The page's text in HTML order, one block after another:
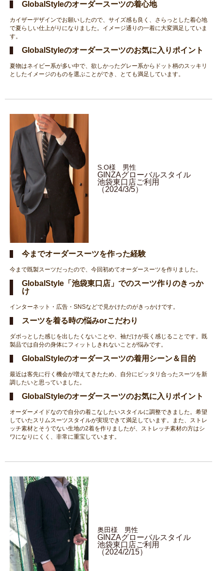
GlobalStyleのオーダースーツの着心地
カイザーデザインでお願いしたので、サイズ感も良く、さらっとした着心地
で夏らしい仕上がりになりました。イメージ通りの一着に大変満足していま
す。
GlobalStyleのオーダースーツのお気に入りポイント
夏物はネイビー系が多い中で、欲しかったグレー系からドット柄のスッキリ
としたイメージのものを選ぶことができ、とても満足しています。
S.O様 男性
GINZAグローバルスタイル
池袋東口店ご利用
（2024/3/5）
今までオーダースーツを作った経験
今まで既製スーツだったので、今回初めてオーダースーツを作りました。
GlobalStyle「池袋東口店」でのスーツ作りのきっか
け
インターネット・広告・SNSなどで見かけたのがきっかけです。
スーツを着る時の悩みorこだわり
ダボっとした感じを出したくないことや、袖だけが長く感じることです。既
製品では自分の身体にフィットしきれないことが悩みです。
GlobalStyleのオーダースーツの着用シーン＆目的
最近は客先に行く機会が増えてきたため、自分にピッタリ合ったスーツを新
調したいと思っていました。
GlobalStyleのオーダースーツのお気に入りポイント
オーダーメイドなので自分の着こなしたいスタイルに調整できました。希望
していたスリムスーツスタイルが実現できて満足しています。また、ストレ
ッチ素材とそうでない生地の2着を作りましたが、ストレッチ素材の方はシ
ワになりにくく、非常に重宝しています。
奥田様 男性
GINZAグローバルスタイル
池袋東口店ご利用
（2024/2/15）